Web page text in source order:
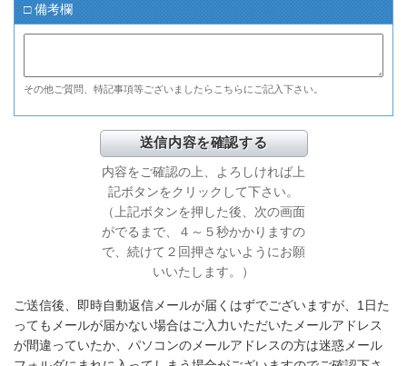
□ 備考欄
その他ご質問、特記事項等ございましたらこちらにご記入下さい。
内容をご確認の上、よろしければ上
記ボタンをクリックして下さい。
（上記ボタンを押した後、次の画面
がでるまで、４～５秒かかりますの
で、続けて２回押さないようにお願
いいたします。）
ご送信後、即時自動返信メールが届くはずでございますが、1日た
ってもメールが届かない場合はご入力いただいたメールアドレス
が間違っていたか、パソコンのメールアドレスの方は迷惑メール